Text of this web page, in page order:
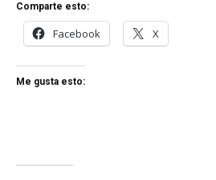
Comparte esto:
Facebook X
Me gusta esto: